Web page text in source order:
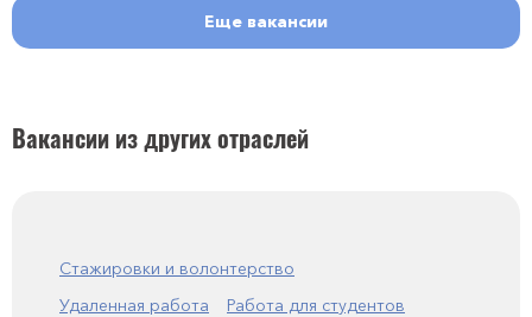
Еще вакансии
Вакансии из других отраслей
Стажировки и волонтерство
Удаленная работа
Работа для студентов